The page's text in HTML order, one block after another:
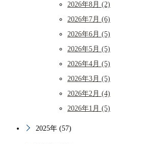
2026年8月 (2)
2026年7月 (6)
2026年6月 (5)
2026年5月 (5)
2026年4月 (5)
2026年3月 (5)
2026年2月 (4)
2026年1月 (5)
2025年 (57)